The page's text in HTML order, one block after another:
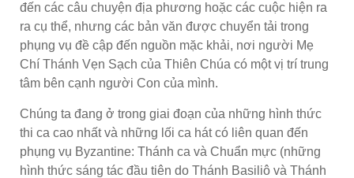
đến các câu chuyện địa phương hoặc các cuộc hiện ra
ra cụ thể, nhưng các bản văn được chuyển tải trong
phụng vụ đề cập đến nguồn mặc khải, nơi người Mẹ
Chí Thánh Vẹn Sạch của Thiên Chúa có một vị trí trung
tâm bên cạnh người Con của mình.
Chúng ta đang ở trong giai đoạn của những hình thức
thi ca cao nhất và những lối ca hát có liên quan đến
phụng vụ Byzantine: Thánh ca và Chuẩn mực (những
hình thức sáng tác đầu tiên do Thánh Basiliô và Thánh